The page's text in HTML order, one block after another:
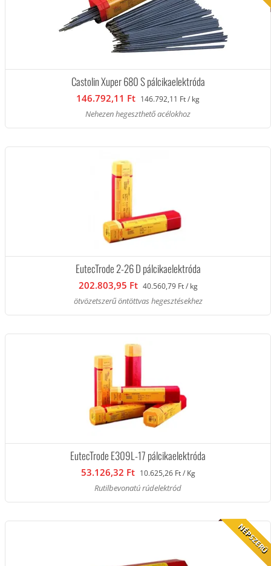
Castolin Xuper 680 S pálcikaelektróda
146.792,11 Ft 146.792,11 Ft / kg
Nehezen hegeszthető acélokhoz
EutecTrode 2-26 D pálcikaelektróda
202.803,95 Ft 40.560,79 Ft / kg
ötvözetszerű öntöttvas hegesztésekhez
EutecTrode E309L-17 pálcikaelektróda
53.126,32 Ft 10.625,26 Ft / Kg
Rutilbevonatú rúdelektród
NÉPSZERŰ